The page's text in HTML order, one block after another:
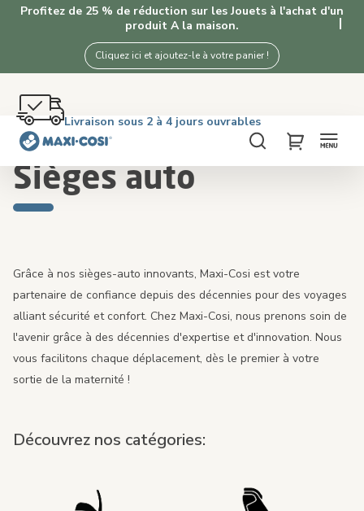
Profitez de 25 % de réduction sur les Jouets à l'achat d'un
produit A la maison.
Cliquez ici et ajoutez-le à votre panier !
Livraison offerte dès €50. Achetez maintenant!
4,3★ de 5K+ clients satisfaits de nos produits
Livraison sous 2 à 4 jours ouvrables
Retour gratuit dans les 100 jours
ChercherMy Cart
Accueil Sièges auto
Sièges auto
Grâce à nos sièges-auto innovants, Maxi-Cosi est votre
partenaire de confiance depuis des décennies pour des voyages
alliant sécurité et confort. Chez Maxi-Cosi, nous prenons soin de
l'avenir grâce à des décennies d'expertise et d'innovation. Nous
vous facilitons chaque déplacement, dès le premier à votre
sortie de la maternité !
Découvrez nos catégories: